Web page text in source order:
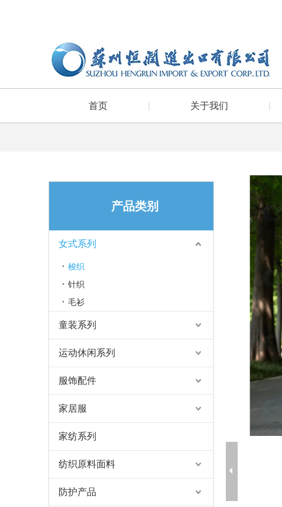
首页 关于我们
产品类别
女式系列
梭织
针织
毛衫
童装系列
运动休闲系列
服饰配件
家居服
家纺系列
纺织原料面料
防护产品